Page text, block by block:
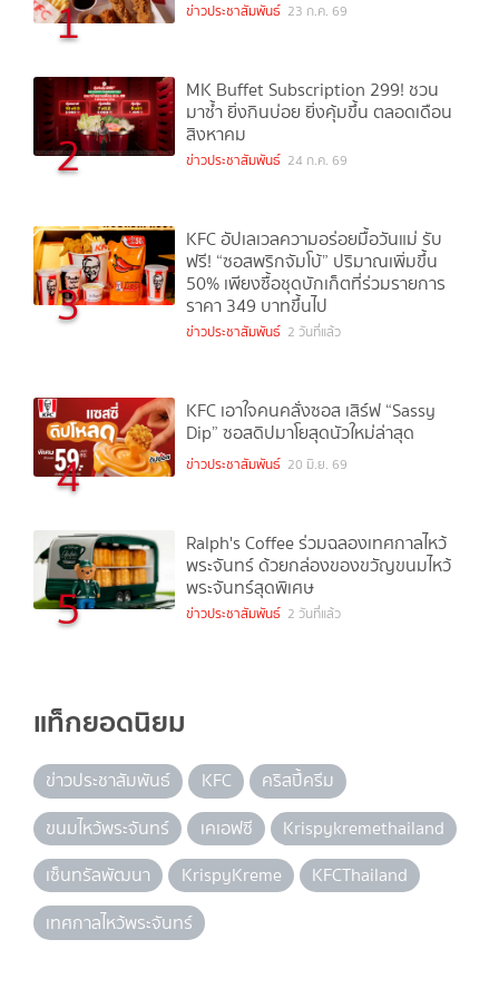
1 ข่าวประชาสัมพันธ์ 23 ก.ค. 69
2
MK Buffet Subscription 299! ชวน
มาซ้ำ ยิ่งกินบ่อย ยิ่งคุ้มขึ้น ตลอดเดือน
สิงหาคม
ข่าวประชาสัมพันธ์ 24 ก.ค. 69
3
KFC อัปเลเวลความอร่อยมื้อวันแม่ รับ
ฟรี! “ซอสพริกจัมโบ้” ปริมาณเพิ่มขึ้น
50% เพียงซื้อชุดบักเก็ตที่ร่วมรายการ
ราคา 349 บาทขึ้นไป
ข่าวประชาสัมพันธ์ 2 วันที่แล้ว
4
KFC เอาใจคนคลั่งซอส เสิร์ฟ “Sassy
Dip” ซอสดิปมาโยสุดนัวใหม่ล่าสุด
ข่าวประชาสัมพันธ์ 20 มิ.ย. 69
5
Ralph's Coffee ร่วมฉลองเทศกาลไหว้
พระจันทร์ ด้วยกล่องของขวัญขนมไหว้
พระจันทร์สุดพิเศษ
ข่าวประชาสัมพันธ์ 2 วันที่แล้ว
แท็กยอดนิยม
ข่าวประชาสัมพันธ์ KFC
คริสปี้ครีม
ขนมไหว้พระจันทร์
เคเอฟซี
Krispykremethailand
เซ็นทรัลพัฒนา
KrispyKreme
KFCThailand
เทศกาลไหว้พระจันทร์